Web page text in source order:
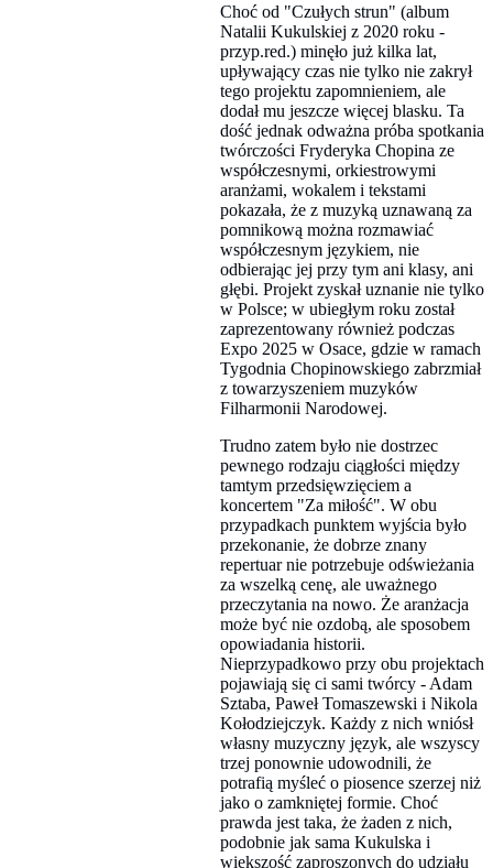
Choć od "Czułych strun" (album
Natalii Kukulskiej z 2020 roku -
przyp.red.) minęło już kilka lat,
upływający czas nie tylko nie zakrył
tego projektu zapomnieniem, ale
dodał mu jeszcze więcej blasku. Ta
dość jednak odważna próba spotkania
twórczości Fryderyka Chopina ze
współczesnymi, orkiestrowymi
aranżami, wokalem i tekstami
pokazała, że z muzyką uznawaną za
pomnikową można rozmawiać
współczesnym językiem, nie
odbierając jej przy tym ani klasy, ani
głębi. Projekt zyskał uznanie nie tylko
w Polsce; w ubiegłym roku został
zaprezentowany również podczas
Expo 2025 w Osace, gdzie w ramach
Tygodnia Chopinowskiego zabrzmiał
z towarzyszeniem muzyków
Filharmonii Narodowej.
Trudno zatem było nie dostrzec
pewnego rodzaju ciągłości między
tamtym przedsięwzięciem a
koncertem "Za miłość". W obu
przypadkach punktem wyjścia było
przekonanie, że dobrze znany
repertuar nie potrzebuje odświeżania
za wszelką cenę, ale uważnego
przeczytania na nowo. Że aranżacja
może być nie ozdobą, ale sposobem
opowiadania historii.
Nieprzypadkowo przy obu projektach
pojawiają się ci sami twórcy - Adam
Sztaba, Paweł Tomaszewski i Nikola
Kołodziejczyk. Każdy z nich wniósł
własny muzyczny język, ale wszyscy
trzej ponownie udowodnili, że
potrafią myśleć o piosence szerzej niż
jako o zamkniętej formie. Choć
prawda jest taka, że żaden z nich,
podobnie jak sama Kukulska i
większość zaproszonych do udziału